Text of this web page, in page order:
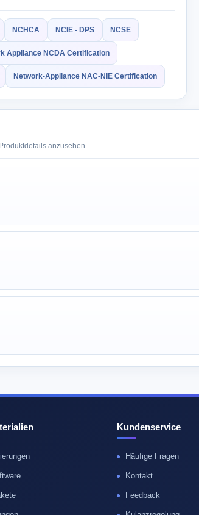
NCHCA NCIE - DPS NCSE
Appliance NCDA Certification
Network-Appliance NAC-NIE Certification
anzusehen.
Kundenservice
Häufige Fragen
Kontakt
Feedback